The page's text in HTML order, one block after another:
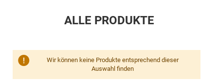
ALLE PRODUKTE
Wir können keine Produkte entsprechend dieser
Auswahl finden